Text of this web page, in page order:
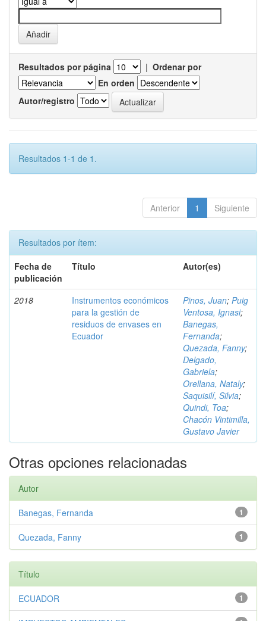
Resultados por página | Ordenar por
En orden
Autor/registro
Resultados 1-1 de 1.
Anterior 1 Siguiente
Resultados por ítem:
Fecha de
publicación
Título Autor(es)
2018
Instrumentos económicos
para la gestión de
residuos de envases en
Ecuador
Pinos, Juan; Puig
Ventosa, Ignasi;
Banegas,
Fernanda;
Quezada, Fanny;
Delgado,
Gabriela;
Orellana, Nataly;
Saquisilí, Silvia;
Quindi, Toa;
Chacón Vintimilla,
Gustavo Javier
Otras opciones relacionadas
Autor
1
Banegas, Fernanda
1
Quezada, Fanny
Título
1
ECUADOR